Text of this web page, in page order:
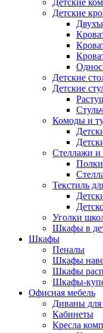
Детские
Детские
Детские
Детские
Комоды и
Стеллажи и
Текстиль
Уголки
Шкафы в
Шкафы
Пеналы
Шкафы
Шкафы
Шкафы-
Офисная мебель
Диваны для
Кабинеты
Кресла